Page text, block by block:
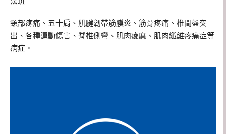
頸部疼痛、五十肩、肌腱韌帶筋膜炎、筋骨疼痛、椎間盤突
出、各種運動傷害、脊椎側彎、肌肉痠麻、肌肉纖維疼痛症等
病症。